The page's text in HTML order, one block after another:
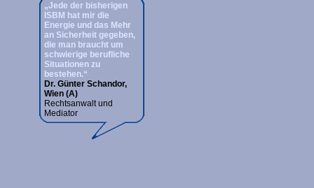
„Jede der bisherigen
ISBM hat mir die
Energie und das Mehr
an Sicherheit gegeben,
die man braucht um
schwierige berufliche
Situationen zu
bestehen.“
Dr. Günter Schandor,
Wien (A)
Rechtsanwalt und
Mediator